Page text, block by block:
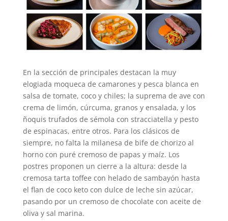
En la sección de principales destacan la muy
elogiada moqueca de camarones y pesca blanca en
salsa de tomate, coco y chiles; la suprema de ave con
crema de limón, cúrcuma, granos y ensalada, y los
ñoquis trufados de sémola con stracciatella y pesto
de espinacas, entre otros. Para los clásicos de
siempre, no falta la milanesa de bife de chorizo al
horno con puré cremoso de papas y maíz. Los
postres proponen un cierre a la altura: desde la
cremosa tarta toffee con helado de sambayón hasta
el flan de coco keto con dulce de leche sin azúcar,
pasando por un cremoso de chocolate con aceite de
oliva y sal marina.